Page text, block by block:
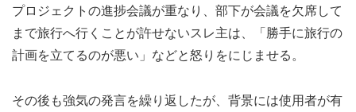
プロジェクトの進捗会議が重なり、部下が会議を欠席して
まで旅行へ行くことが許せないスレ主は、「勝手に旅行の
計画を立てるのが悪い」などと怒りをにじませる。
その後も強気の発言を繰り返したが、背景には使用者が有